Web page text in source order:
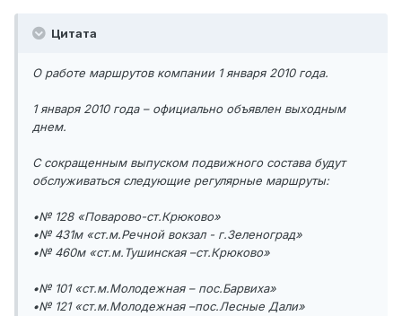
Цитата
О работе маршрутов компании 1 января 2010 года.
1 января 2010 года – официально объявлен выходным
днем.
С сокращенным выпуском подвижного состава будут
обслуживаться следующие регулярные маршруты:
•№ 128 «Поварово-ст.Крюково»
•№ 431м «ст.м.Речной вокзал - г.Зеленоград»
•№ 460м «ст.м.Тушинская –ст.Крюково»
•№ 101 «ст.м.Молодежная – пос.Барвиха»
•№ 121 «ст.м.Молодежная –пос.Лесные Дали»